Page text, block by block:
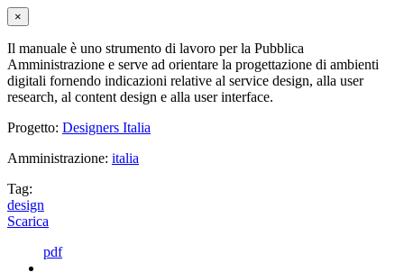
×
Il manuale è uno strumento di lavoro per la Pubblica
Amministrazione e serve ad orientare la progettazione di ambienti
digitali fornendo indicazioni relative al service design, alla user
research, al content design e alla user interface.
Progetto: Designers Italia
Amministrazione: italia
Tag:
design
Scarica
pdf